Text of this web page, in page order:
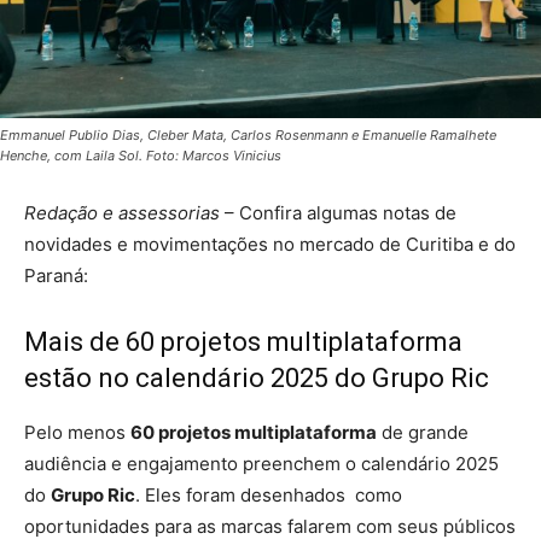
Emmanuel Publio Dias, Cleber Mata, Carlos Rosenmann e Emanuelle Ramalhete
Henche, com Laila Sol. Foto: Marcos Vinicius
Redação e assessorias – Confira algumas notas de
novidades e movimentações no mercado de Curitiba e do
Paraná:
Mais de 60 projetos multiplataforma
estão no calendário 2025 do Grupo Ric
Pelo menos 60 projetos multiplataforma de grande
audiência e engajamento preenchem o calendário 2025
do Grupo Ric. Eles foram desenhados como
oportunidades para as marcas falarem com seus públicos